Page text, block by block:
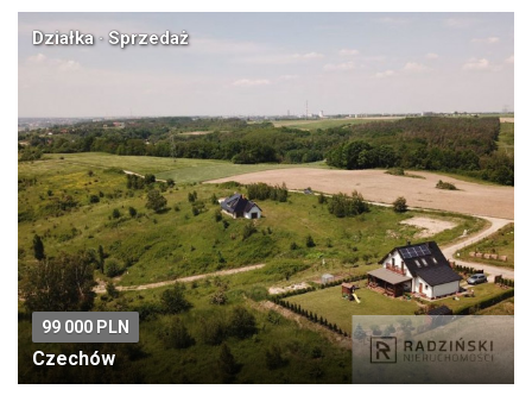
Działka · Sprzedaż
99 000 PLN
Czechów